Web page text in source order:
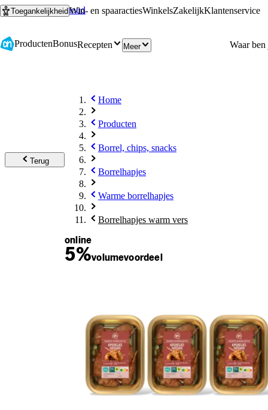
Ga naar hoofdinhoud
Ga naar zoeken
ToegankelijkheidWin- en spaaractiesWinkelsZakelijkKlantenservice
ProductenBonusRecepten Meer
Terug
Home
Producten
Borrel, chips, snacks
Borrelhapjes
Warme borrelhapjes
Borrelhapjes warm vers
online
5%volumevoordeel